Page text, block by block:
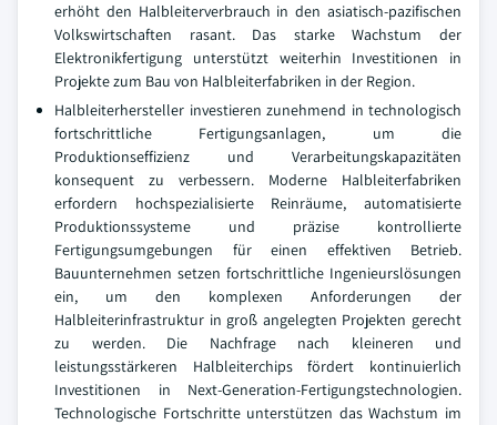
erhöht den Halbleiterverbrauch in den asiatisch-pazifischen
Volkswirtschaften rasant. Das starke Wachstum der
Elektronikfertigung unterstützt weiterhin Investitionen in
Projekte zum Bau von Halbleiterfabriken in der Region.
Halbleiterhersteller investieren zunehmend in technologisch
fortschrittliche Fertigungsanlagen, um die
Produktionseffizienz und Verarbeitungskapazitäten
konsequent zu verbessern. Moderne Halbleiterfabriken
erfordern hochspezialisierte Reinräume, automatisierte
Produktionssysteme und präzise kontrollierte
Fertigungsumgebungen für einen effektiven Betrieb.
Bauunternehmen setzen fortschrittliche Ingenieurslösungen
ein, um den komplexen Anforderungen der
Halbleiterinfrastruktur in groß angelegten Projekten gerecht
zu werden. Die Nachfrage nach kleineren und
leistungsstärkeren Halbleiterchips fördert kontinuierlich
Investitionen in Next-Generation-Fertigungstechnologien.
Technologische Fortschritte unterstützen das Wachstum im